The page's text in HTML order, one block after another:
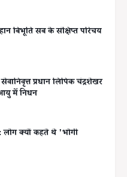
बिभूति सब के संक्षिप्त परिचय
सेवानिवृत्त प्रधान लिपिक चंद्रशेखर
में निधन
लोग क्यों कहते थे 'भोगी